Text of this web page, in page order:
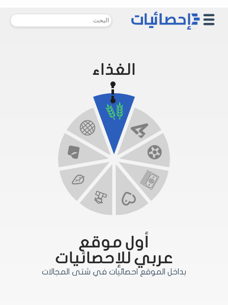
أول موقع
عربي للإحصائيات
بداخل الموقع احصائيات في شتى المجالات
الغذاء